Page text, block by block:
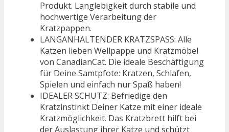
Produkt. Langlebigkeit durch stabile und
hochwertige Verarbeitung der
Kratzpappen.
LANGANHALTENDER KRATZSPASS: Alle
Katzen lieben Wellpappe und Kratzmöbel
von CanadianCat. Die ideale Beschäftigung
für Deine Samtpfote: Kratzen, Schlafen,
Spielen und einfach nur Spaß haben!
IDEALER SCHUTZ: Befriedige den
Kratzinstinkt Deiner Katze mit einer ideale
Kratzmöglichkeit. Das Kratzbrett hilft bei
der Auslastung ihrer Katze und schützt